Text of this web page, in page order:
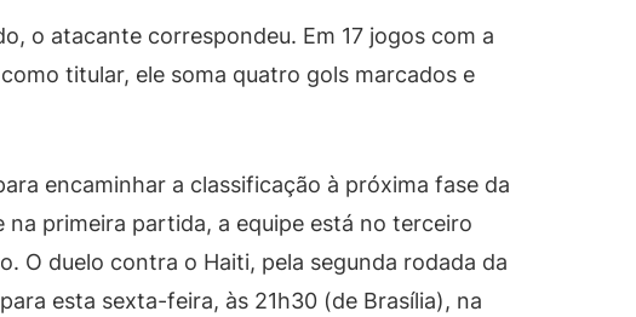
o atacante correspondeu. Em 17 jogos com a
titular, ele soma quatro gols marcados e
encaminhar a classificação à próxima fase da
na primeira partida, a equipe está no terceiro
O duelo contra o Haiti, pela segunda rodada da
esta sexta-feira, às 21h30 (de Brasília), na